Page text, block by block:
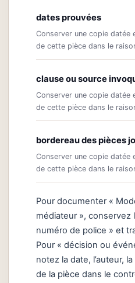
dates prouvées
Conserver une copie datée
de cette pièce dans le
clause ou source
Conserver une copie datée
de cette pièce dans le
bordereau des pièces
Conserver une copie datée
de cette pièce dans le
Pour documenter «
médiateur », conservez
numéro de police » et
Pour « décision ou
notez la date, l’auteur,
de la pièce dans le